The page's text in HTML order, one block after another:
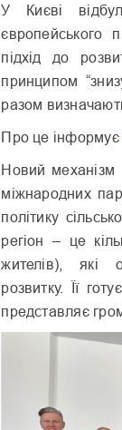
У Києві
європейського
підхід до
принципом
разом
Про це інформує
Новий механізм
міжнародних
політику
регіон – це
жителів), які
розвитку. Її
представляє